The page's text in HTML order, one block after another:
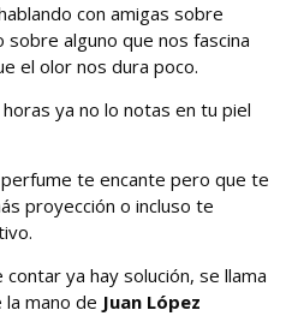
con amigas sobre
alguno que nos fascina
el olor nos dura poco.
ya no lo notas en tu piel
te encante pero que te
proyección o incluso te
ya hay solución, se llama
la mano de Juan López